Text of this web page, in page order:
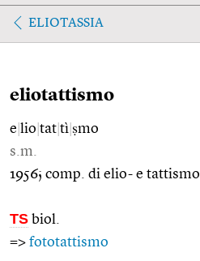
ELIOTASSIA
eliotattismo
e lio tat tì ṣmo
s.m.
1956; comp. di elio- e tattismo.
TS biol.
=> fototattismo